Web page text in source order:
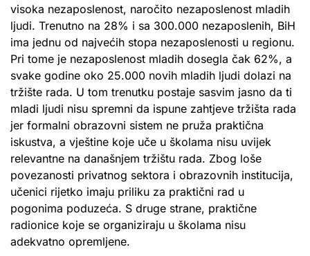
visoka nezaposlenost, naročito nezaposlenost mladih
ljudi. Trenutno na 28% i sa 300.000 nezaposlenih, BiH
ima jednu od najvećih stopa nezaposlenosti u regionu.
Pri tome je nezaposlenost mladih dosegla čak 62%, a
svake godine oko 25.000 novih mladih ljudi dolazi na
tržište rada. U tom trenutku postaje sasvim jasno da ti
mladi ljudi nisu spremni da ispune zahtjeve tržišta rada
jer formalni obrazovni sistem ne pruža praktična
iskustva, a vještine koje uče u školama nisu uvijek
relevantne na današnjem tržištu rada. Zbog loše
povezanosti privatnog sektora i obrazovnih institucija,
učenici rijetko imaju priliku za praktični rad u
pogonima poduzeća. S druge strane, praktične
radionice koje se organiziraju u školama nisu
adekvatno opremljene.